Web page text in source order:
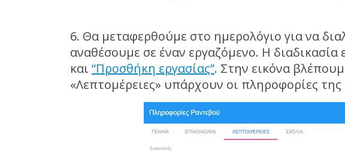
6. Θα μεταφερθούμε στο ημερολόγιο για να
αναθέσουμε σε έναν εργαζόμενο. Η διαδικασία
και “Προσθήκη εργασίας”. Στην εικόνα
«Λεπτομέρειες» υπάρχουν οι πληροφορίες